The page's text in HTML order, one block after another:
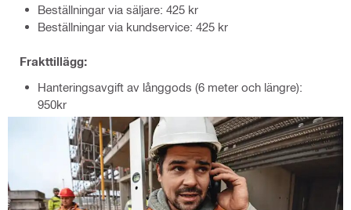
Beställningar via säljare: 425 kr
Beställningar via kundservice: 425 kr
Frakttillägg:
Hanteringsavgift av långgods (6 meter och längre):
950kr